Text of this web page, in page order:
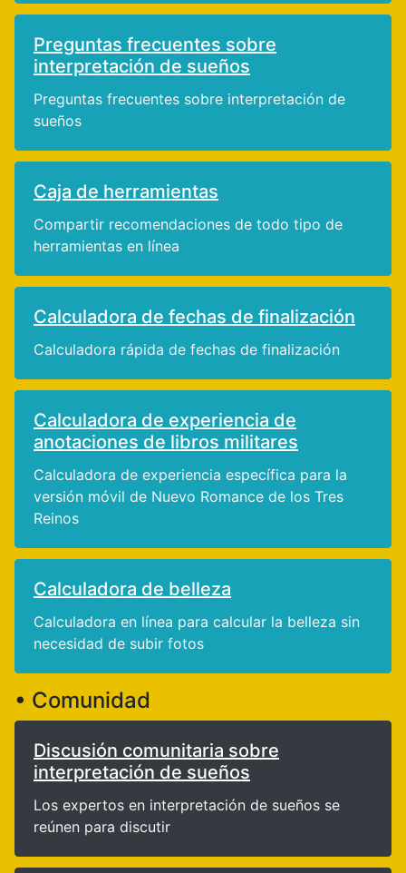
Preguntas frecuentes sobre
interpretación de sueños
Preguntas frecuentes sobre interpretación de
sueños
Caja de herramientas
Compartir recomendaciones de todo tipo de
herramientas en línea
Calculadora de fechas de finalización
Calculadora rápida de fechas de finalización
Calculadora de experiencia de
anotaciones de libros militares
Calculadora de experiencia específica para la
versión móvil de Nuevo Romance de los Tres
Reinos
Calculadora de belleza
Calculadora en línea para calcular la belleza sin
necesidad de subir fotos
• Comunidad
Discusión comunitaria sobre
interpretación de sueños
Los expertos en interpretación de sueños se
reúnen para discutir